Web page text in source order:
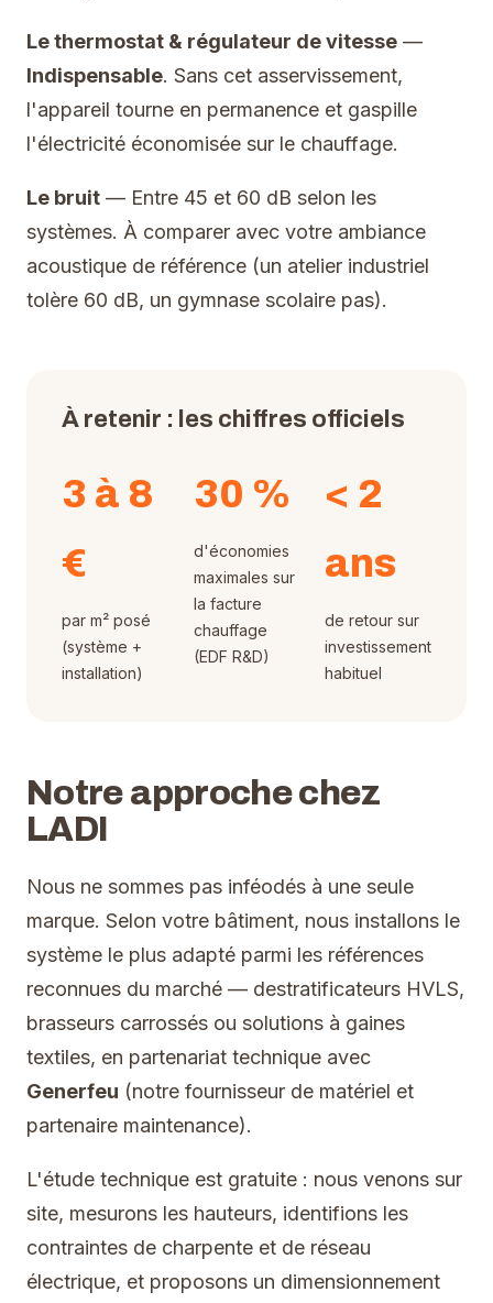
Le thermostat & régulateur de vitesse —
Indispensable. Sans cet asservissement,
l'appareil tourne en permanence et gaspille
l'électricité économisée sur le chauffage.
Le bruit — Entre 45 et 60 dB selon les
systèmes. À comparer avec votre ambiance
acoustique de référence (un atelier industriel
tolère 60 dB, un gymnase scolaire pas).
À retenir : les chiffres officiels
3 à 8
€
par m² posé
(système +
installation)
30 %
d'économies
maximales sur
la facture
chauffage
(EDF R&D)
< 2
ans
de retour sur
investissement
habituel
Notre approche chez
LADI
Nous ne sommes pas inféodés à une seule
marque. Selon votre bâtiment, nous installons le
système le plus adapté parmi les références
reconnues du marché — destratificateurs HVLS,
brasseurs carrossés ou solutions à gaines
textiles, en partenariat technique avec
Generfeu (notre fournisseur de matériel et
partenaire maintenance).
L'étude technique est gratuite : nous venons sur
site, mesurons les hauteurs, identifions les
contraintes de charpente et de réseau
électrique, et proposons un dimensionnement